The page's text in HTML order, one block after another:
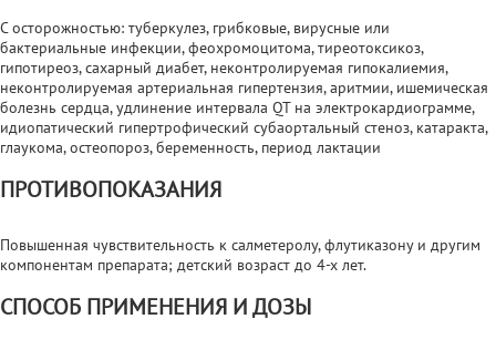
С осторожностью: туберкулез, грибковые, вирусные или
бактериальные инфекции, феохромоцитома, тиреотоксикоз,
гипотиреоз, сахарный диабет, неконтролируемая гипокалиемия,
неконтролируемая артериальная гипертензия, аритмии, ишемическая
болезнь сердца, удлинение интервала QT на электрокардиограмме,
идиопатический гипертрофический субаортальный стеноз, катаракта,
глаукома, остеопороз, беременность, период лактации
ПРОТИВОПОКАЗАНИЯ
Повышенная чувствительность к салметеролу, флутиказону и другим
компонентам препарата; детский возраст до 4-х лет.
СПОСОБ ПРИМЕНЕНИЯ И ДОЗЫ